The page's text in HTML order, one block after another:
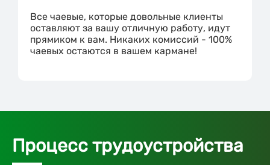
Все чаевые, которые довольные клиенты
оставляют за вашу отличную работу, идут
прямиком к вам. Никаких комиссий - 100%
чаевых остаются в вашем кармане!
Процесс трудоустройства